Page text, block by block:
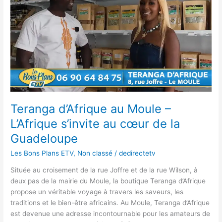
Teranga d’Afrique au Moule –
L’Afrique s’invite au cœur de la
Guadeloupe
Les Bons Plans ETV, Non classé /dedirectetv
Située au croisement de la rue Joffre et de la rue Wilson, à
deux pas de la mairie du Moule, la boutique Teranga d’Afrique
propose un véritable voyage à travers les saveurs, les
traditions et le bien-être africains. Au Moule, Teranga d’Afrique
est devenue une adresse incontournable pour les amateurs de
au
Moule
–
L’Afrique
s’invite
au
cœur
de
la
Guadeloupe